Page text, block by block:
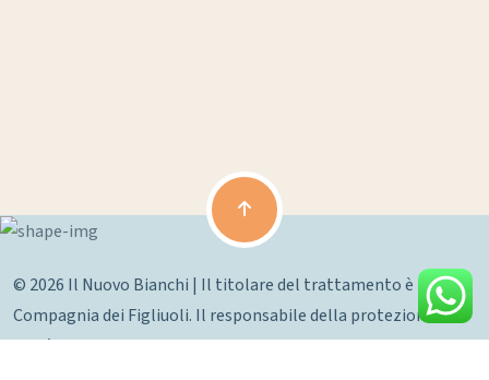
© 2026 Il Nuovo Bianchi | Il titolare del trattamento è La
Compagnia dei Figliuoli. Il responsabile della protezione dei
dati è la dott.ssa Fulmine Maddalena